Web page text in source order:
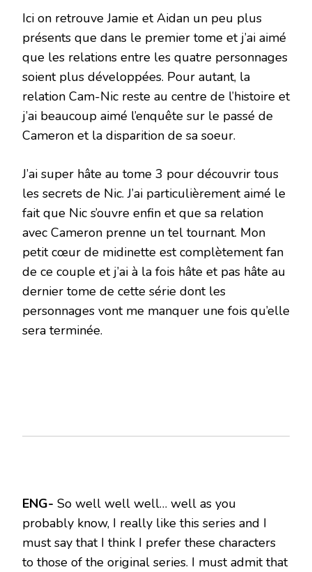
Ici on retrouve Jamie et Aidan un peu plus
présents que dans le premier tome et j’ai aimé
que les relations entre les quatre personnages
soient plus développées. Pour autant, la
relation Cam-Nic reste au centre de l’histoire et
j’ai beaucoup aimé l’enquête sur le passé de
Cameron et la disparition de sa soeur.
J’ai super hâte au tome 3 pour découvrir tous
les secrets de Nic. J’ai particulièrement aimé le
fait que Nic s’ouvre enfin et que sa relation
avec Cameron prenne un tel tournant. Mon
petit cœur de midinette est complètement fan
de ce couple et j’ai à la fois hâte et pas hâte au
dernier tome de cette série dont les
personnages vont me manquer une fois qu’elle
sera terminée.
ENG- So well well well… well as you
probably know, I really like this series and I
must say that I think I prefer these characters
to those of the original series. I must admit that